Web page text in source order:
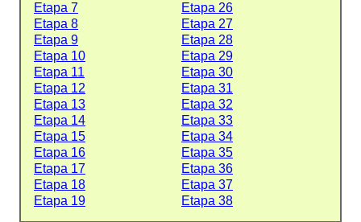
Etapa 7
Etapa 26
Etapa 8
Etapa 27
Etapa 9
Etapa 28
Etapa 10
Etapa 29
Etapa 11
Etapa 30
Etapa 12
Etapa 31
Etapa 13
Etapa 32
Etapa 14
Etapa 33
Etapa 15
Etapa 34
Etapa 16
Etapa 35
Etapa 17
Etapa 36
Etapa 18
Etapa 37
Etapa 19
Etapa 38